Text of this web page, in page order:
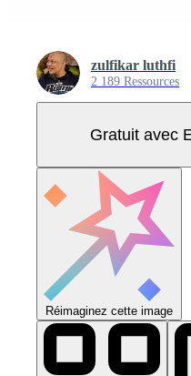
zulfikar luthfi
2 189 Ressources
Gratuit avec
Réimaginez cette image